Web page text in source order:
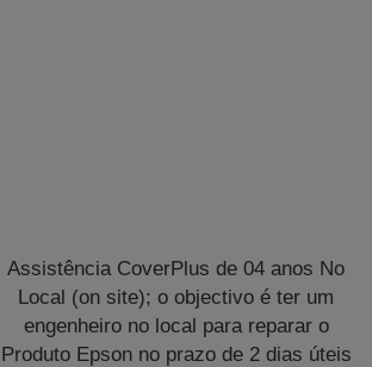
Assistência CoverPlus de 04 anos No
Local (on site); o objectivo é ter um
engenheiro no local para reparar o
Produto Epson no prazo de 2 dias úteis